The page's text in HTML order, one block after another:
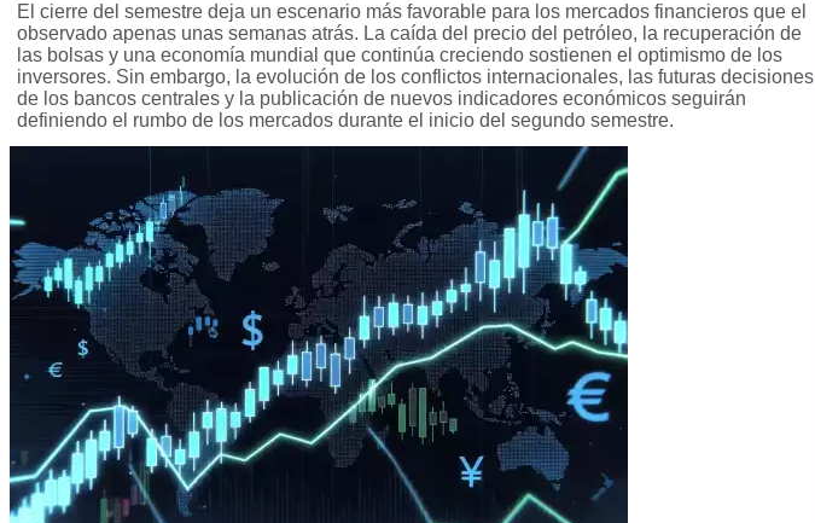
El cierre del semestre deja un escenario más favorable para los mercados financieros que el
observado apenas unas semanas atrás. La caída del precio del petróleo, la recuperación de
las bolsas y una economía mundial que continúa creciendo sostienen el optimismo de los
inversores. Sin embargo, la evolución de los conflictos internacionales, las futuras decisiones
de los bancos centrales y la publicación de nuevos indicadores económicos seguirán
definiendo el rumbo de los mercados durante el inicio del segundo semestre.